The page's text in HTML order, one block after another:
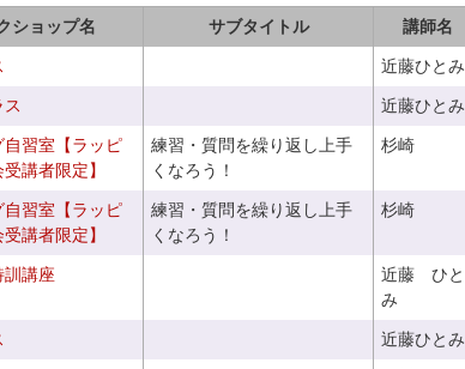
ショップ名 サブタイトル 講師名
近藤ひとみ
近藤ひとみ
自習室【ラッピ
講者限定】
練習・質問を繰り返し上手
くなろう！
杉崎
自習室【ラッピ
講者限定】
練習・質問を繰り返し上手
くなろう！
杉崎
訓講座
近藤 ひと
み
近藤ひとみ